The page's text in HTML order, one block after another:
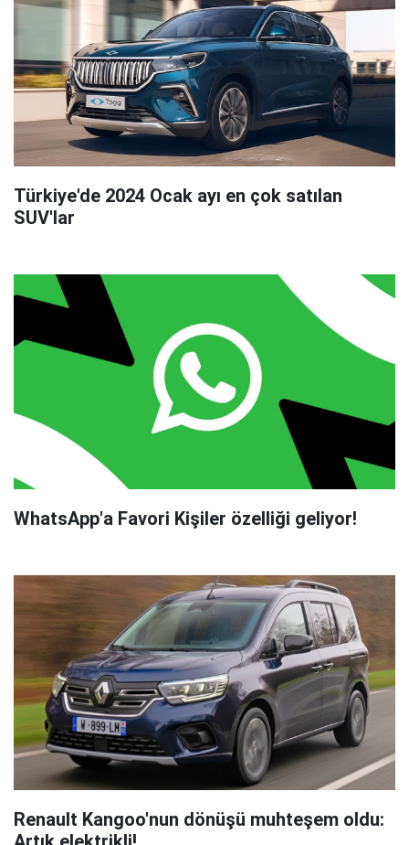
Türkiye'de 2024 Ocak ayı en çok satılan
SUV'lar
WhatsApp'a Favori Kişiler özelliği geliyor!
Renault Kangoo'nun dönüşü muhteşem oldu: